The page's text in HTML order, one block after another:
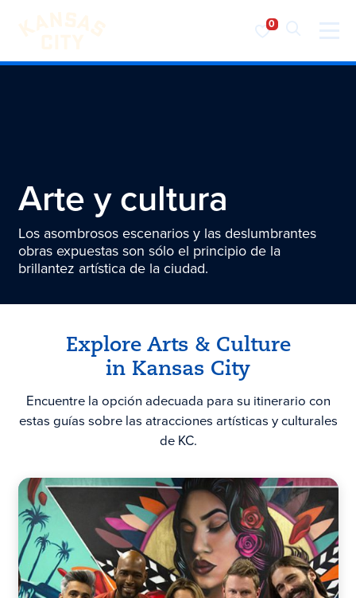
Visita KC
Arte y cultura
Los asombrosos escenarios y las deslumbrantes
obras expuestas son sólo el principio de la
brillantez artística de la ciudad.
Explore Arts & Culture
in Kansas City
Encuentre la opción adecuada para su itinerario con
estas guías sobre las atracciones artísticas y culturales
de KC.